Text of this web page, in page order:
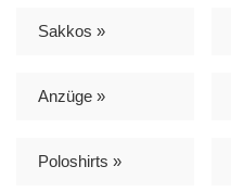
Sakkos »
Anzüge »
Poloshirts »